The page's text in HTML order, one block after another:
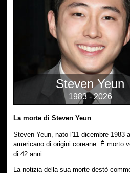
Steven Yeun
1983 - 2026
La morte di Steven Yeun
Steven Yeun, nato l'11 dicembre 1983
americano di origini coreane. È morto
di 42 anni.
La notizia della sua morte destò